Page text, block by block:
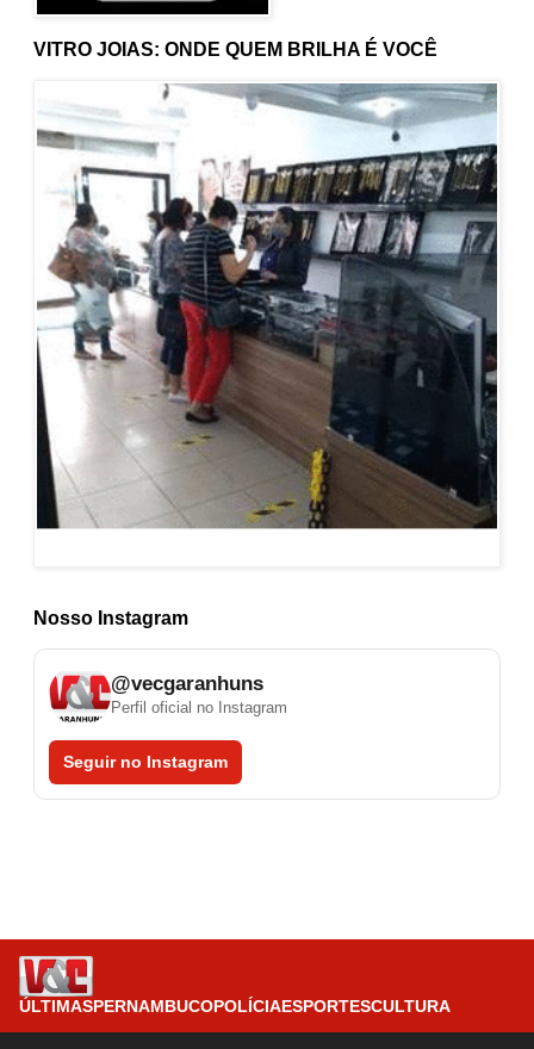
Nosso Instagram
@vecgaranhuns
Perfil oficial no Instagram
Seguir no Instagram
VITRO JOIAS: ONDE QUEM BRILHA É VOCÊ
ÚLTIMASPERNAMBUCOPOLÍCIAESPORTESCULTURA